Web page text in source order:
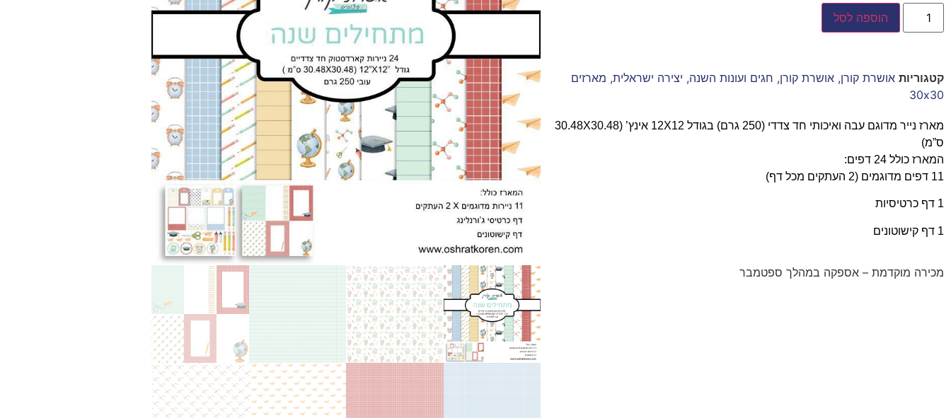
הוספה לסל
קטגוריות אושרת קורן, אושרת קורן, חגים ועונות השנה, יצירה ישראלית, מארזים
30x30
מארז נייר מדוגם עבה ואיכותי חד צדדי (250 גרם) בגודל 12X12 אינץ’ (30.48X30.48
ס”מ)
המארז כולל 24 דפים:
11 דפים מדוגמים (2 העתקים מכל דף)
1 דף כרטיסיות
1 דף קישוטונים
מכירה מוקדמת – אספקה במהלך ספטמבר